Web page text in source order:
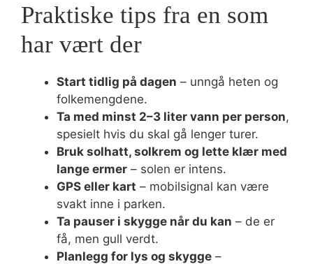
Praktiske tips fra en som
har vært der
Start tidlig på dagen – unngå heten og
folkemengdene.
Ta med minst 2–3 liter vann per person,
spesielt hvis du skal gå lenger turer.
Bruk solhatt, solkrem og lette klær med
lange ermer – solen er intens.
GPS eller kart – mobilsignal kan være
svakt inne i parken.
Ta pauser i skygge når du kan – de er
få, men gull verdt.
Planlegg for lys og skygge –